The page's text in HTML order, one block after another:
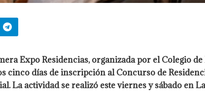
Expo Residencias, organizada por el Colegio
cinco días de inscripción al Concurso de
La actividad se realizó este viernes y sábado en